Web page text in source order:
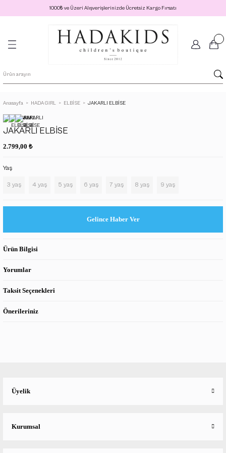
1000₺ve Üzeri Alışverişlerinizde Ücretsiz Kargo Fırsatı
Anasayfa HADA GIRL ELBİSE JAKARLI ELBİSE
JAKARLI ELBİSE
2.799,00 ₺
Yaş
3 yaş 4 yaş 5 yaş 6 yaş 7 yaş 8 yaş 9 yaş
Gelince Haber Ver
Ürün Bilgisi
Yorumlar
Taksit Seçenekleri
Önerileriniz
Üyelik
Kurumsal